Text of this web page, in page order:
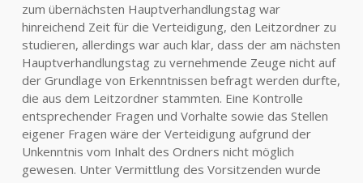
zum übernächsten Hauptverhandlungstag war
hinreichend Zeit für die Verteidigung, den Leitzordner zu
studieren, allerdings war auch klar, dass der am nächsten
Hauptverhandlungstag zu vernehmende Zeuge nicht auf
der Grundlage von Erkenntnissen befragt werden durfte,
die aus dem Leitzordner stammten. Eine Kontrolle
entsprechender Fragen und Vorhalte sowie das Stellen
eigener Fragen wäre der Verteidigung aufgrund der
Unkenntnis vom Inhalt des Ordners nicht möglich
gewesen. Unter Vermittlung des Vorsitzenden wurde